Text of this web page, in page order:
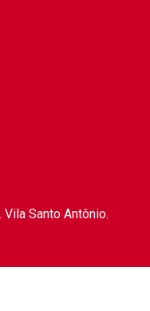
Santo Antônio.